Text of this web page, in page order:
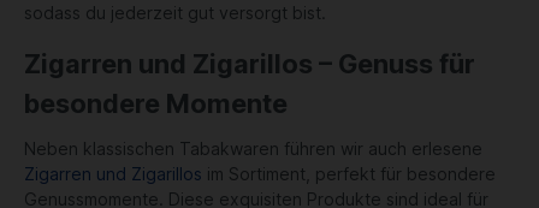
sodass du jederzeit gut versorgt bist.
Zigarren und Zigarillos – Genuss für
besondere Momente
Neben klassischen Tabakwaren führen wir auch erlesene
Zigarren und Zigarillos im Sortiment, perfekt für besondere
Genussmomente. Diese exquisiten Produkte sind ideal für